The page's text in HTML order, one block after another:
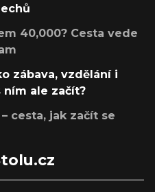
40,000? Cesta vede
zábava, vzdělání i
ním ale začít?
cesta, jak začít se